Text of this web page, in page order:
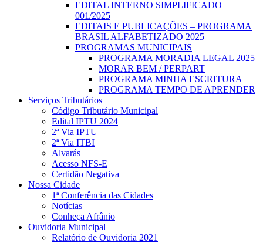
EDITAL INTERNO SIMPLIFICADO
001/2025
EDITAIS E PUBLICAÇÕES – PROGRAMA
BRASIL ALFABETIZADO 2025
PROGRAMAS MUNICIPAIS
PROGRAMA MORADIA LEGAL 2025
MORAR BEM / PERPART
PROGRAMA MINHA ESCRITURA
PROGRAMA TEMPO DE APRENDER
Serviços Tributários
Código Tributário Municipal
Edital IPTU 2024
2ª Via IPTU
2ª Via ITBI
Alvarás
Acesso NFS-E
Certidão Negativa
Nossa Cidade
1ª Conferência das Cidades
Notícias
Conheça Afrânio
Ouvidoria Municipal
Relatório de Ouvidoria 2021